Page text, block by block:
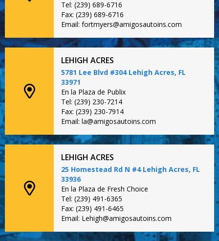
Tel: (239) 689-6716
Fax: (239) 689-6716
Email: fortmyers@amigosautoins.com
LEHIGH ACRES
5781 Lee Blvd #304 Lehigh Acres, FL
33971
En la Plaza de Publix
Tel: (239) 230-7214
Fax: (239) 230-7914
Email: la@amigosautoins.com
LEHIGH ACRES
25 Homestead Rd N #4 Lehigh Acres, FL
33936
En la Plaza de Fresh Choice
Tel: (239) 491-6365
Fax: (239) 491-6465
Email: Lehigh@amigosautoins.com